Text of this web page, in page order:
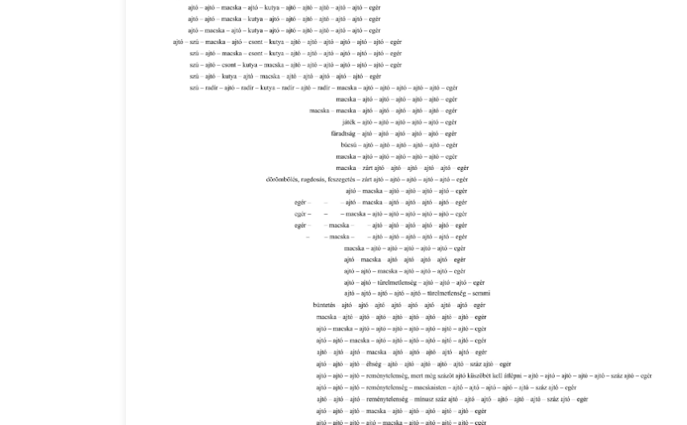
Káplán Géza: Erotikai kalauz
Parvathy Baul: A NAGY LELKEK DALAI.
Bevezetés a bául ösvénybe (Fordította:
Rideg Zsófia)